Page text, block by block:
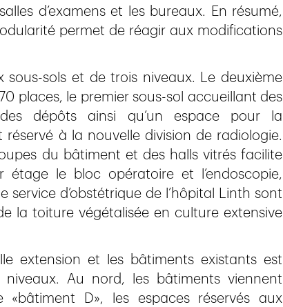
d’examens et les bureaux. En résumé,
permet de réagir aux modifications
sols et de trois niveaux. Le deuxième
places, le premier sous-sol accueillant des
dépôts ainsi qu’un espace pour la
à la nouvelle division de radiologie.
du bâtiment et des halls vitrés facilite
étage le bloc opératoire et l’endoscopie,
d’obstétrique de l’hôpital Linth sont
la toiture végétalisée en culture extensive
extension et les bâtiments existants est
Au nord, les bâtiments viennent
«bâtiment D», les espaces réservés aux